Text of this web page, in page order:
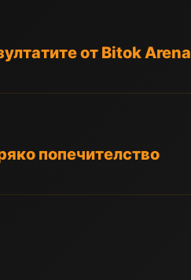
от Bitok Arena
попечителство